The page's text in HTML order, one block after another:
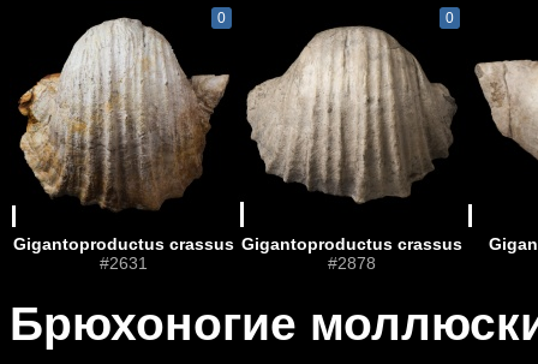
0
Gigantoproductus crassus
#2631
0
Gigantoproductus crassus
#2878
Брюхоногие